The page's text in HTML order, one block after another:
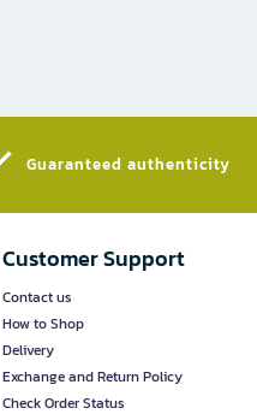
Guaranteed authenticity​
Customer Support
Contact us
How to Shop
Delivery
Exchange and Return Policy
Check Order Status